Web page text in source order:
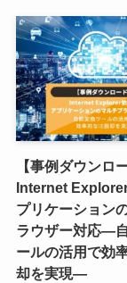
【事例ダウンロ
Internet
プリケーション
ラウザー対応―
ールの活用で効
却を実現―